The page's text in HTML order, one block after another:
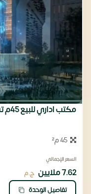
مكتب اداري للبيع 45م تشطيب سوبر لوكس
السعر الإجمالي
7.62 ملايين ج.م
تفاصيل الوحدة